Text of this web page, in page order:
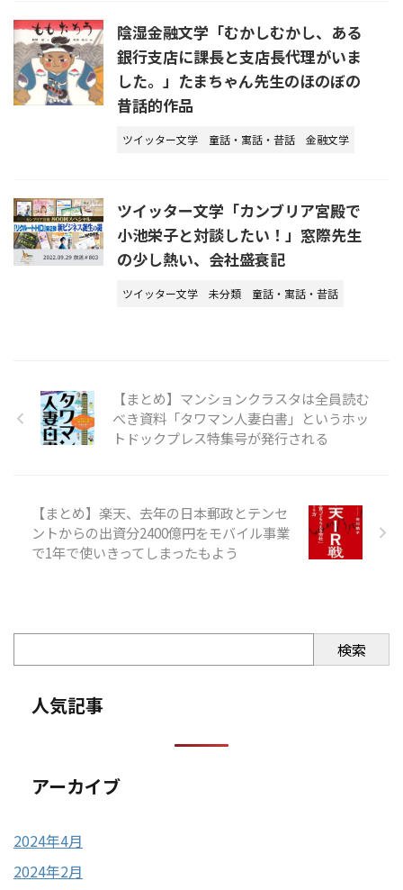
陰湿金融文学「むかしむかし、ある
銀行支店に課長と支店長代理がいま
した。」たまちゃん先生のほのぼの
昔話的作品
ツイッター文学 童話・寓話・昔話 金融文学
ツイッター文学「カンブリア宮殿で
小池栄子と対談したい！」窓際先生
の少し熱い、会社盛衰記
ツイッター文学 未分類 童話・寓話・昔話
【まとめ】マンションクラスタは全員読む
べき資料「タワマン人妻白書」というホッ
トドックプレス特集号が発行される
【まとめ】楽天、去年の日本郵政とテンセ
ントからの出資分2400億円をモバイル事業
で1年で使いきってしまったもよう
検索
人気記事
アーカイブ
2024年4月
2024年2月